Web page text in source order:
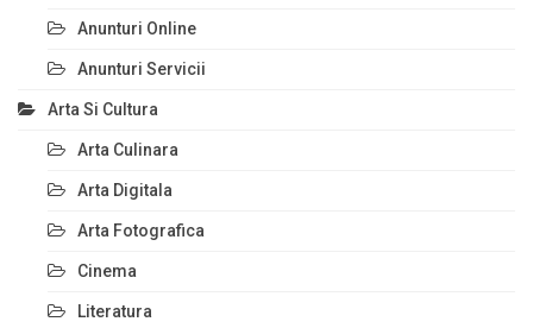
Anunturi Online
Anunturi Servicii
Arta Si Cultura
Arta Culinara
Arta Digitala
Arta Fotografica
Cinema
Literatura